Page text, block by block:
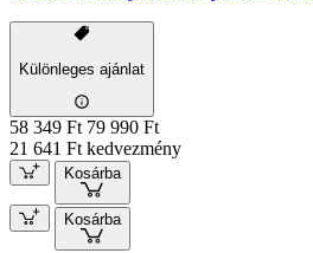
Különleges ajánlat
58 349 Ft 79 990 Ft
21 641 Ft kedvezmény
Kosárba
Kosárba